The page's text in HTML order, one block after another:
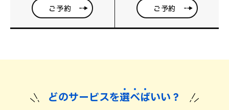
ご予約 ご予約
どのサービスを選べばいい？